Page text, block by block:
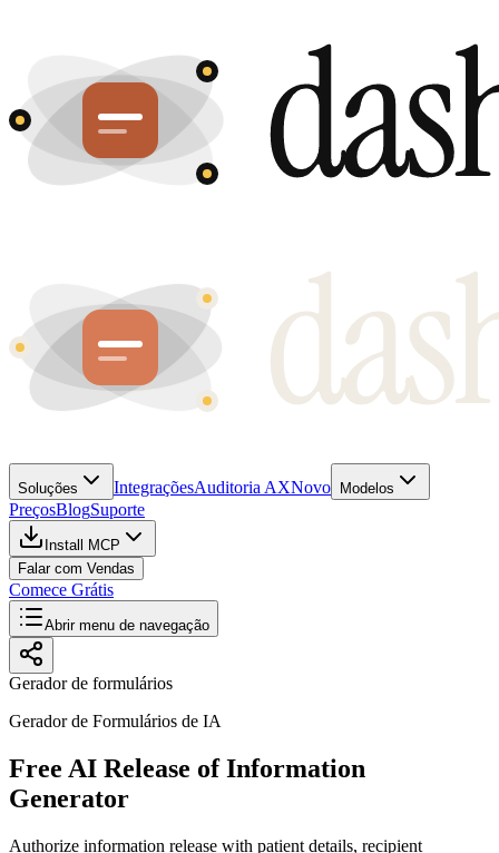
Soluções IntegraçõesAuditoria AXNovo Modelos
PreçosBlogSuporte
Install MCP
Falar com Vendas
Comece Grátis
Abrir menu de navegação
Gerador de formulários
Gerador de Formulários de IA
Free AI Release of Information
Generator
Authorize information release with patient details, recipient